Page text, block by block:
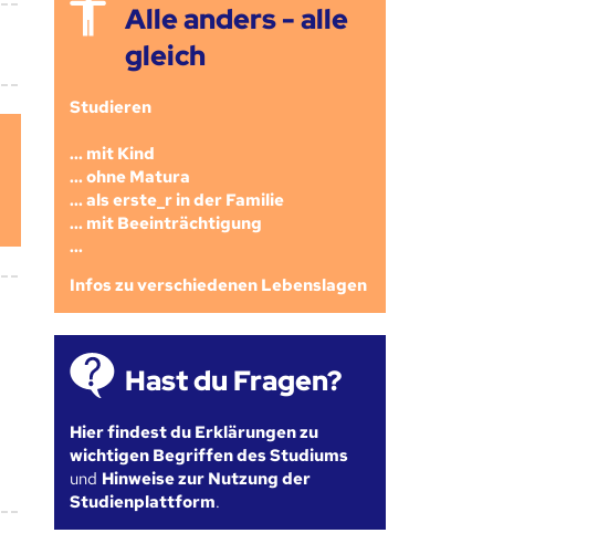
Alle anders - alle
gleich
Studieren
... mit Kind
... ohne Matura
... als erste_r in der Familie
... mit Beeinträchtigung
...
Infos zu verschiedenen Lebenslagen
Hast du Fragen?
Hier findest du Erklärungen zu
wichtigen Begriffen des Studiums
und Hinweise zur Nutzung der
Studienplattform.